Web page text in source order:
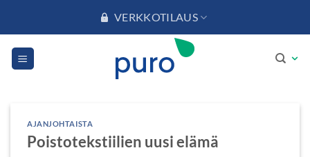
VERKKOTILAUS
AJANJOHTAISTA
Poistotekstiilien uusi elämä